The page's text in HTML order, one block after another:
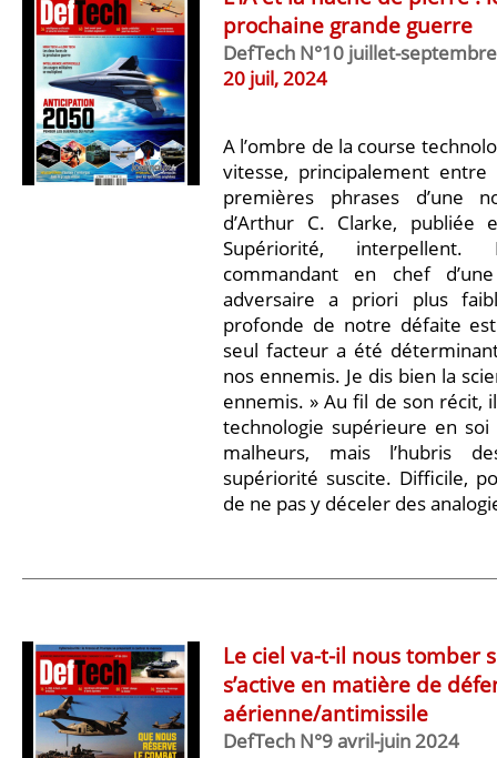
prochaine grande guerre
DefTech N°10 juillet-
20 juil, 2024
A l’ombre de la course
vitesse, principalement
premières phrases d’une
d’Arthur C. Clarke,
Supériorité, interpellent.
commandant en chef
adversaire a priori plus
profonde de notre défaite
seul facteur a été
nos ennemis. Je dis bien la
ennemis. » Au fil de son récit,
technologie supérieure en
malheurs, mais l’hubris
supériorité suscite. Difficile,
de ne pas y déceler des
Le ciel va-t-il nous tomber
s’active en matière de
aérienne/antimissile
DefTech N°9 avril-juin 2024